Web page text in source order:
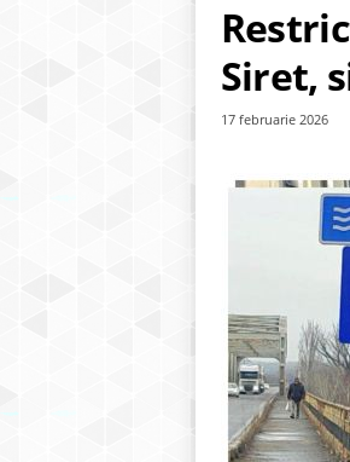
Siret,
17 februarie 2026